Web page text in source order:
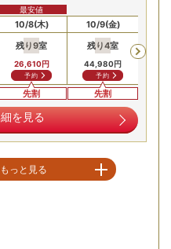
ル」で、軽井沢の森に包ま
ト。きらめく木漏れ日と湖
のひとときをお過ごしいた
まれた上質な空間
10/8(木)
残り9室
26,610円
予約
先割
最安値
10/9(金)
残り4室
44,980円
予約
先割
を見る
っと見る